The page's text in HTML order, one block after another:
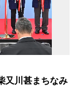
又川甚まちなみ